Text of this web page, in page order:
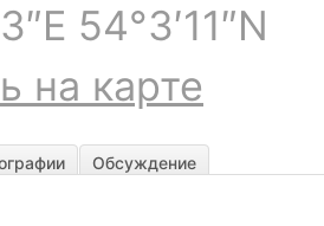
54°3′11″N
на карте
Обсуждение